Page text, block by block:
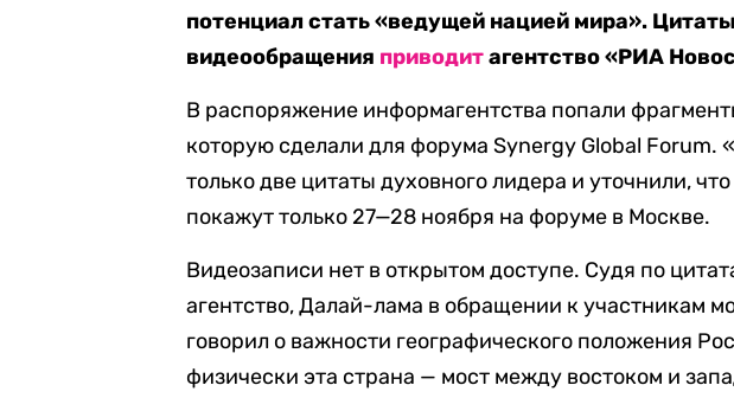
потенциал стать «ведущей нацией мира».
видеообращения приводитагентство «РИА
В распоряжение информагентства попали
которую сделали для форума Synergy Global Forum.
только две цитаты духовного лидера и уточнили,
покажут только 27—28 ноября на форуме в Москве.
Видеозаписи нет в открытом доступе. Судя по
агентство, Далай-лама в обращении к участникам
говорил о важности географического положения
физически эта страна — мост между востоком и